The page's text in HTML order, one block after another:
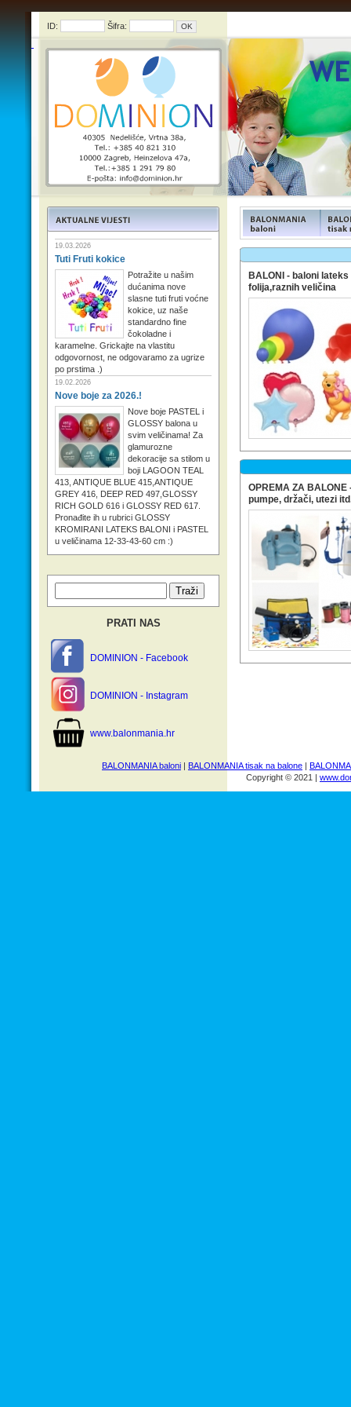
ID: Šifra:
19.03.2026
Tuti Fruti kokice
Potražite u našim
dućanima nove
slasne tuti fruti voćne
kokice, uz naše
standardno fine
čokoladne i
karamelne. Grickajte na vlastitu
odgovornost, ne odgovaramo za ugrize
po prstima .)
19.02.2026
Nove boje za 2026.!
Nove boje PASTEL i
GLOSSY balona u
svim veličinama! Za
glamurozne
dekoracije sa stilom u
boji LAGOON TEAL
413, ANTIQUE BLUE 415,ANTIQUE
GREY 416, DEEP RED 497,GLOSSY
RICH GOLD 616 i GLOSSY RED 617.
Pronađite ih u rubrici GLOSSY
KROMIRANI LATEKS BALONI i PASTEL
u veličinama 12-33-43-60 cm :)
PRATI NAS
DOMINION - Facebook
DOMINION - Instagram
www.balonmania.hr
BALONI - baloni lateks
folija,raznih veličina
OPREMA ZA BALONE
pumpe, držači, utezi
BALONMANIA baloni | BALONMANIA tisak na balone |
Copyright © 2021 |